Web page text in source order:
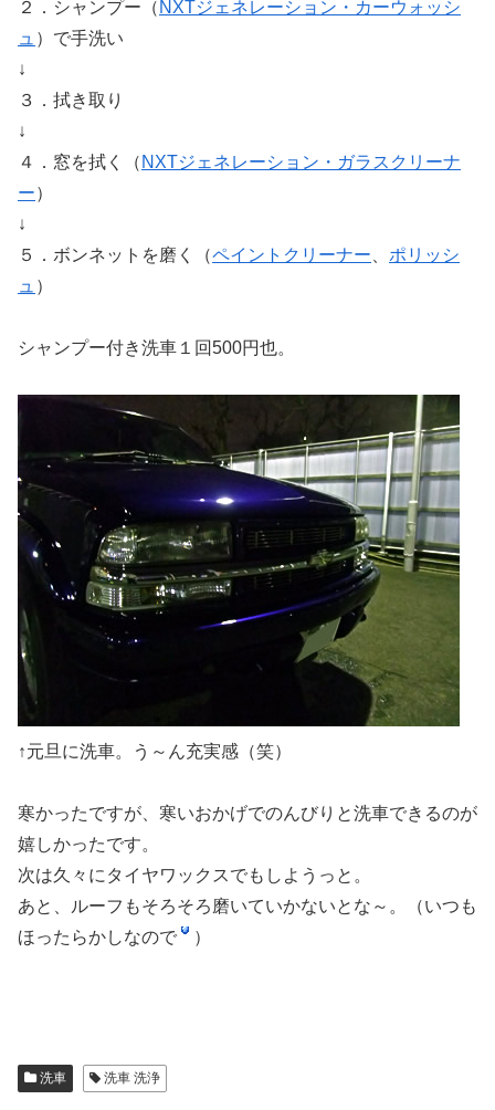
２．シャンプー（ NXTジェネレーション・カーウォッシ
ュ ）で手洗い
↓
３．拭き取り
↓
４．窓を拭く（ NXTジェネレーション・ガラスクリーナ
ー）
↓
５．ボンネットを磨く（ペイントクリーナー
ポリッシ
ュ ）
シャンプー付き洗車１回500円也。
↑元旦に洗車。う～ん充実感（笑）
寒かったですが、寒いおかげでのんびりと洗車できるのが
嬉しかったです。
次は久々にタイヤワックスでもしようっと。
あと、ルーフもそろそろ磨いていかないとな～。（いつも
ほったらかしなので
）
洗車 洗車 洗浄